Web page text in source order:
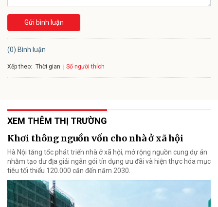
Gửi bình luận
(0) Bình luận
Xếp theo: Thời gian Số người thích
XEM THÊM THỊ TRƯỜNG
Khơi thông nguồn vốn cho nhà ở xã hội
Hà Nội tăng tốc phát triển nhà ở xã hội, mở rộng nguồn cung dự án
nhằm tạo dư địa giải ngân gói tín dụng ưu đãi và hiện thực hóa mục
tiêu tối thiểu 120.000 căn đến năm 2030.